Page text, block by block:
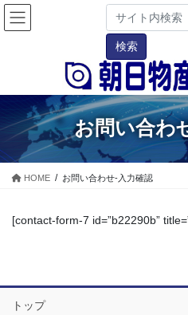
お問い合わ
HOME お問い合わせ-入力確認
[contact-form-7 id=”b22290b”
トップ